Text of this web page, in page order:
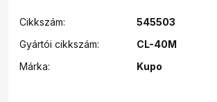
Cikkszám:
545503
Gyártói cikkszám:
CL-40M
Márka:
Kupo